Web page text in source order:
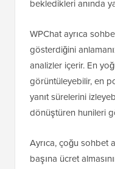
bekledikleri anında
WPChat ayrıca
gösterdiğini
analizler içerir. En
görüntüleyebilir, en
yanıt sürelerini
dönüştüren hunileri
Ayrıca, çoğu sohbet
başına ücret